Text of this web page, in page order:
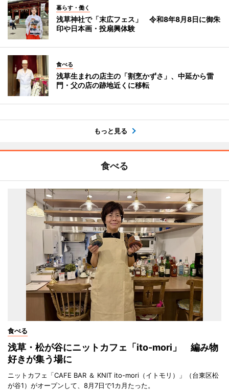
暮らす・働く
浅草神社で「末広フェス」 令和8年8月8日に御朱
印や日本画・投扇興体験
食べる
浅草生まれの店主の「割烹かずさ」、中延から雷
門・父の店の跡地近くに移転
もっと見る
食べる
食べる
浅草・松が谷にニットカフェ「ito-mori」 編み物
好きが集う場に
ニットカフェ「CAFE BAR ＆ KNIT ito-mori（イトモリ）」（台東区松
が谷1）がオープンして、8月7日で1カ月たった。